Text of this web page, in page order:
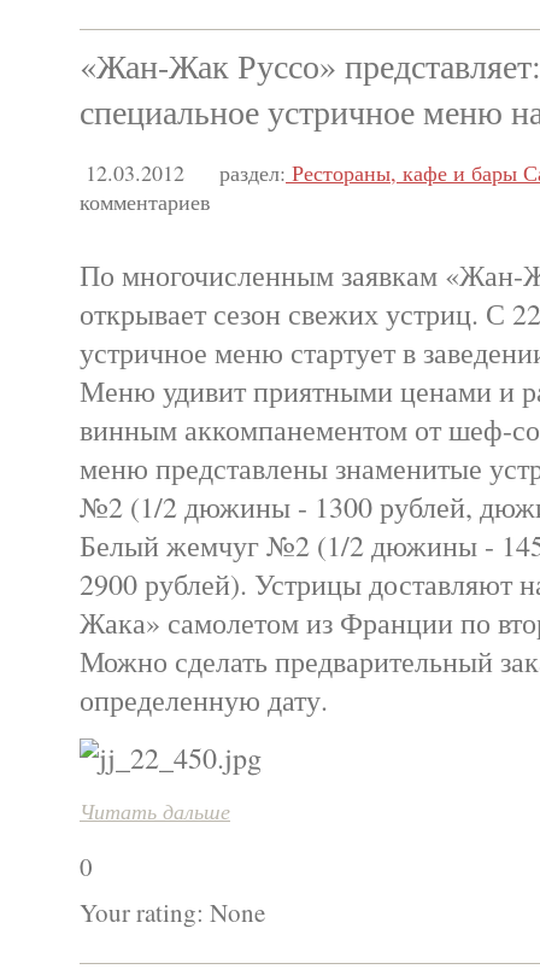
«Жан-Жак Руссо»
специальное устричное меню
12.03.2012 раздел: Рестораны, кафе и бары
комментариев
По многочисленным заявкам «Жан-
открывает сезон свежих устриц. С
устричное меню стартует в
Меню удивит приятными ценами и
винным аккомпанементом от шеф-
меню представлены знаменитые
№2 (1/2 дюжины - 1300 рублей,
Белый жемчуг №2 (1/2 дюжины -
2900 рублей). Устрицы доставляют
Жака» самолетом из Франции по
Можно сделать предварительный
определенную дату.
Читать дальше
0
Your rating: None